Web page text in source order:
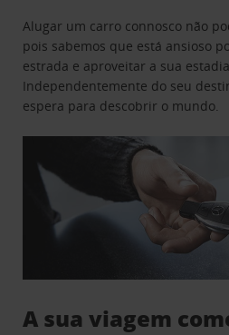
Alugar um carro connosco não
pois sabemos que está ansioso
estrada e aproveitar a sua
Independentemente do seu
espera para descobrir o mundo.
A sua viagem